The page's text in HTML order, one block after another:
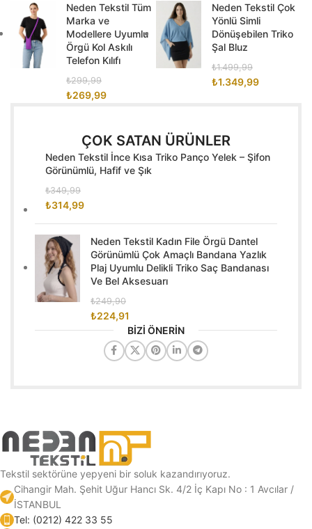
Neden Tekstil Tüm
Marka ve
Modellere Uyumlu
Örgü Kol Askılı
Telefon Kılıfı
₺299,99
₺269,99
Neden Tekstil Çok
Yönlü Simli
Dönüşebilen Triko
Şal Bluz
₺1.499,99
₺1.349,99
ÇOK SATAN ÜRÜNLER
Neden Tekstil İnce Kısa Triko Panço Yelek – Şifon
Görünümlü, Hafif ve Şık
₺349,99
₺314,99
Neden Tekstil Kadın File Örgü Dantel
Görünümlü Çok Amaçlı Bandana Yazlık
Plaj Uyumlu Delikli Triko Saç Bandanası
Ve Bel Aksesuarı
₺249,90
₺224,91
BİZİ ÖNERİN
Tekstil sektörüne yepyeni bir soluk kazandırıyoruz.
Cihangir Mah. Şehit Uğur Hancı Sk. 4/2 İç Kapı No : 1 Avcılar /
İSTANBUL
Tel: (0212) 422 33 55